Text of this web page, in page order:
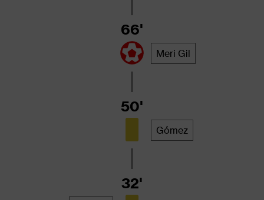
Meri Gil
66'
Gómez
50'
32'